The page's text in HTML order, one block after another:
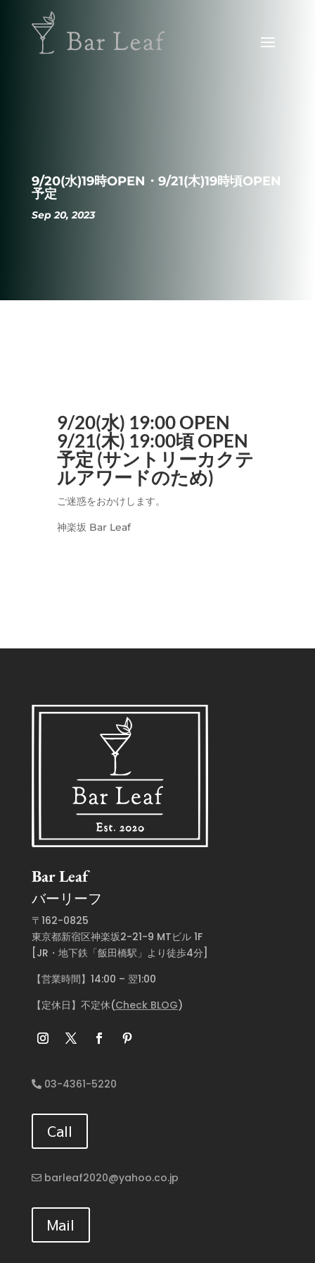
9/20(水)19時OPEN・9/21(木)19時頃OPEN
予定
Sep 20, 2023
9/20(水) 19:00 OPEN
9/21(木) 19:00頃 OPEN
予定 (サントリーカクテ
ルアワードのため)
ご迷惑をおかけします。
神楽坂 Bar Leaf
Bar Leaf
バーリーフ
〒162-0825
東京都新宿区神楽坂2-21-9 MTビル 1F
[JR・地下鉄「飯田橋駅」より徒歩4分]
【営業時間】14:00 – 翌1:00
【定休日】不定休(Check BLOG)
03-4361-5220
Call
barleaf2020@yahoo.co.jp
Mail